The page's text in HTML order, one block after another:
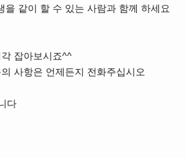
을 같이 할 수 있는 사람과 함께 하세요
잡아보시죠^^
사항은 언제든지 전화주십시오
다